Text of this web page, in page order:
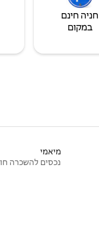
חניה חינם
במקום
מיאמי
נכסים להשכרה